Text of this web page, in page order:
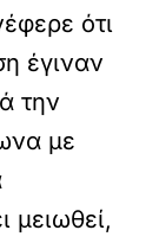
ότι
έγιναν
την
με
μειωθεί,